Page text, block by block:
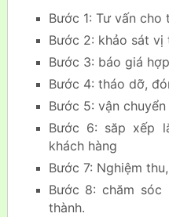
Bước 1: Tư vấn
Bước 2: khảo sát
Bước 3: báo giá
Bước 4: tháo dỡ,
Bước 5: vận
Bước 6: săp xếp
khách hàng
Bước 7: Nghiệm
Bước 8: chăm sóc
thành.